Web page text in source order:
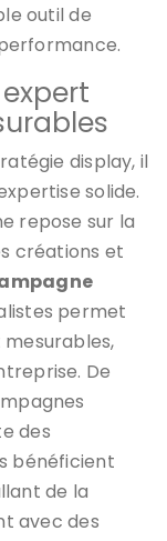
outil de
display, il
solide.
repose sur la
créations et
permet
De
des
bénéficient
de la
avec des